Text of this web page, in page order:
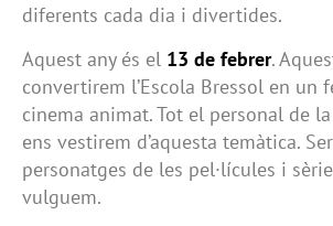
diferents cada dia i divertides.
Aquest any és el 13 de febrer.
convertirem l’Escola Bressol en un
cinema animat. Tot el personal de
ens vestirem d’aquesta temàtica.
personatges de les pel·lícules i
vulguem.